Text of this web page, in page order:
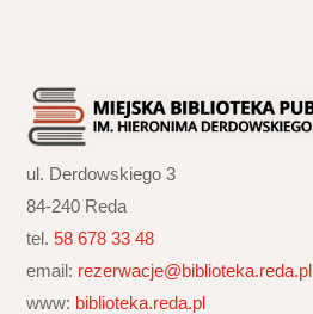
ul. Derdowskiego 3
84-240 Reda
tel.58 678 33 48
email: rezerwacje@biblioteka.reda.pl
www: biblioteka.reda.pl